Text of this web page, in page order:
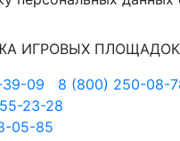
ИГРОВЫХ
09
8 (800) 250-08-
23-28
05-85